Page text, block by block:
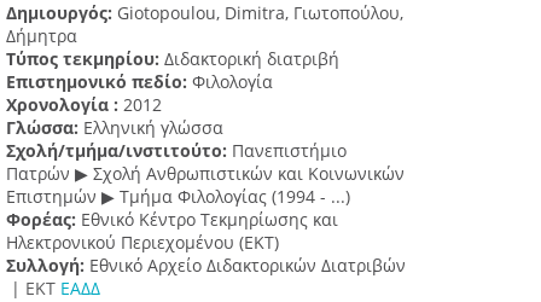
Δημιουργός: Giotopoulou, Dimitra, Γιωτοπούλου,
Δήμητρα
Τύπος τεκμηρίου: Διδακτορική διατριβή
Επιστημονικό πεδίο: Φιλολογία
Χρονολογία : 2012
Γλώσσα: Ελληνική γλώσσα
Σχολή/τμήμα/ινστιτούτο: Πανεπιστήμιο
Πατρών ▶ Σχολή Ανθρωπιστικών και Κοινωνικών
Επιστημών ▶ Τμήμα Φιλολογίας (1994 - ...)
Φορέας: Εθνικό Κέντρο Τεκμηρίωσης και
Ηλεκτρονικού Περιεχομένου (ΕΚΤ)
Συλλογή: Εθνικό Αρχείο Διδακτορικών Διατριβών
| ΕΚΤ ΕΑΔΔ